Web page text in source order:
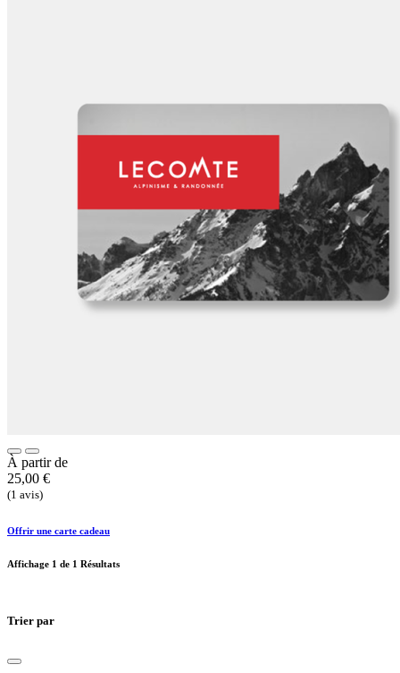
À partir de
25,00 €
(1 avis)
Offrir une carte cadeau
Affichage 1 de 1 Résultats
Trier par